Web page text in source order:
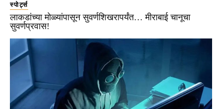
स्पोर्ट्स
लाकडांच्या मोळ्यांपासून सुवर्णशिखरापर्यंत… मीराबाई चानूचा
सुवर्णप्रवास!